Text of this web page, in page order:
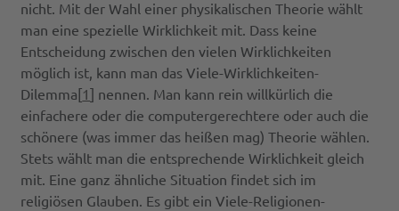
nicht. Mit der Wahl einer physikalischen Theorie wählt
man eine spezielle Wirklichkeit mit. Dass keine
Entscheidung zwischen den vielen Wirklichkeiten
möglich ist, kann man das Viele-Wirklichkeiten-
Dilemma[1] nennen. Man kann rein willkürlich die
einfachere oder die computergerechtere oder auch die
schönere (was immer das heißen mag) Theorie wählen.
Stets wählt man die entsprechende Wirklichkeit gleich
mit. Eine ganz ähnliche Situation findet sich im
religiösen Glauben. Es gibt ein Viele-Religionen-